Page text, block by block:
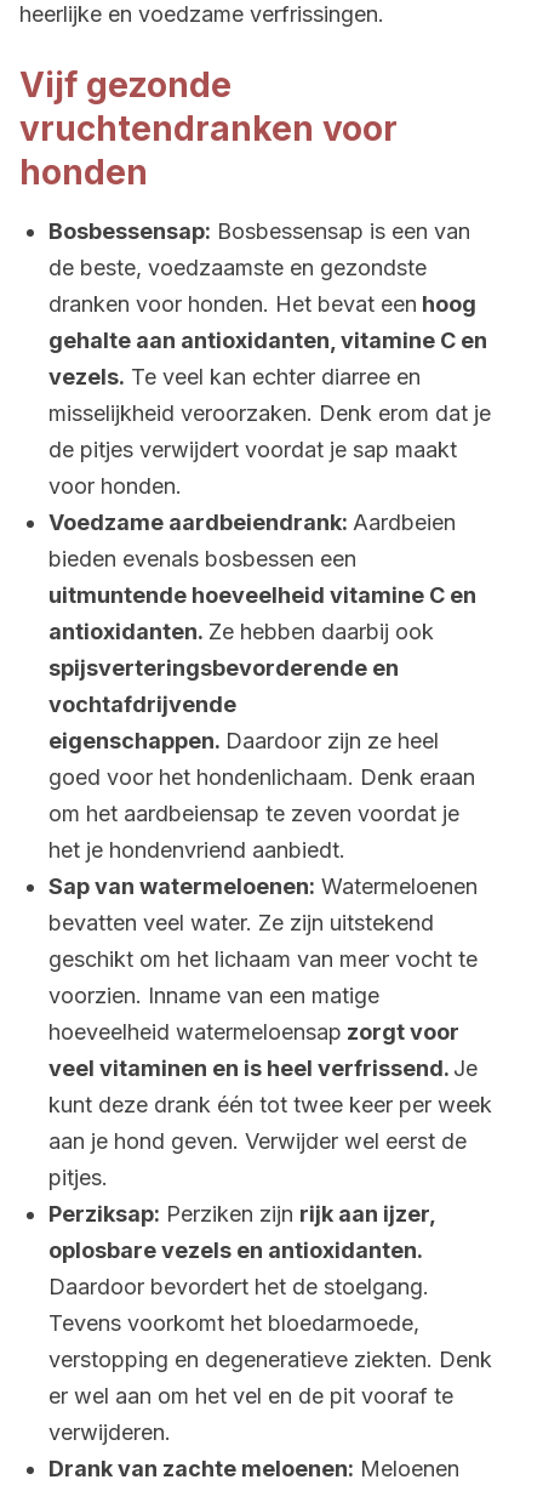
heerlijke en voedzame verfrissingen.
Vijf gezonde
vruchtendranken voor
honden
Bosbessensap: Bosbessensap is een van
de beste, voedzaamste en gezondste
dranken voor honden. Het bevat een hoog
gehalte aan antioxidanten, vitamine C en
vezels. Te veel kan echter diarree en
misselijkheid veroorzaken. Denk erom dat je
de pitjes verwijdert voordat je sap maakt
voor honden.
Voedzame aardbeiendrank: Aardbeien
bieden evenals bosbessen een
uitmuntende hoeveelheid vitamine C en
antioxidanten. Ze hebben daarbij ook
spijsverteringsbevorderende en
vochtafdrijvende
eigenschappen. Daardoor zijn ze heel
goed voor het hondenlichaam. Denk eraan
om het aardbeiensap te zeven voordat je
het je hondenvriend aanbiedt.
Sap van watermeloenen: Watermeloenen
bevatten veel water. Ze zijn uitstekend
geschikt om het lichaam van meer vocht te
voorzien. Inname van een matige
hoeveelheid watermeloensap zorgt voor
veel vitaminen en is heel verfrissend. Je
kunt deze drank één tot twee keer per week
aan je hond geven. Verwijder wel eerst de
pitjes.
Perziksap: Perziken zijn rijk aan ijzer,
oplosbare vezels en antioxidanten.
Daardoor bevordert het de stoelgang.
Tevens voorkomt het bloedarmoede,
verstopping en degeneratieve ziekten. Denk
er wel aan om het vel en de pit vooraf te
verwijderen.
Drank van zachte meloenen: Meloenen